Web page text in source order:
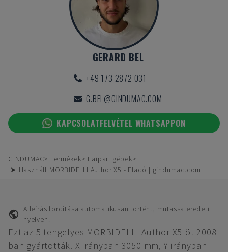
GERARD BEL
+49 173 2872 031
G.BEL@GINDUMAC.COM
KAPCSOLATFELVÉTEL WHATSAPPON
GINDUMAC Termékek
Faipari gépek
➤ Használt MORBIDELLI Author X5 - Eladó | gindumac.com
A leírás fordítása automatikusan történt, mutassa eredeti
nyelven.
Ezt az 5 tengelyes MORBIDELLI Author X5-öt 2008-
ban gyártották. X irányban 3050 mm, Y irányban